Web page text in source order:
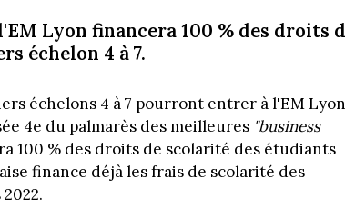
Lyon financera 100 % des droits
échelon 4 à 7.
échelons 4 à 7 pourront entrer à l'EM Lyon
4e du palmarès des meilleures "business
100 % des droits de scolarité des étudiants
finance déjà les frais de scolarité des